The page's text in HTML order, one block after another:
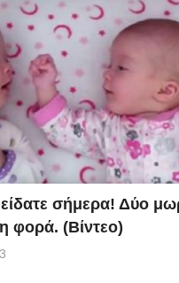
σήμερα! Δύο
φορά. (Βίντεο)